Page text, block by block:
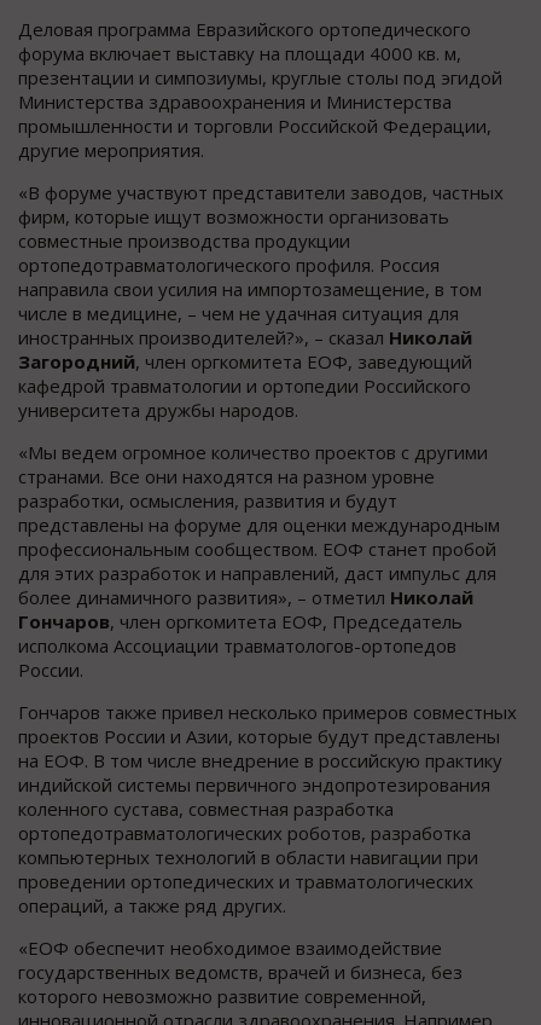
Деловая программа Евразийского ортопедического
форума включает выставку на площади 4000 кв. м,
презентации и симпозиумы, круглые столы под эгидой
Министерства здравоохранения и Министерства
промышленности и торговли Российской Федерации,
другие мероприятия.
«В форуме участвуют представители заводов, частных
фирм, которые ищут возможности организовать
совместные производства продукции
ортопедотравматологического профиля. Россия
направила свои усилия на импортозамещение, в том
числе в медицине, – чем не удачная ситуация для
иностранных производителей?», – сказал Николай
Загородний, член оргкомитета ЕОФ, заведующий
кафедрой травматологии и ортопедии Российского
университета дружбы народов.
«Мы ведем огромное количество проектов с другими
странами. Все они находятся на разном уровне
разработки, осмысления, развития и будут
представлены на форуме для оценки международным
профессиональным сообществом. ЕОФ станет пробой
для этих разработок и направлений, даст импульс для
более динамичного развития», – отметил Николай
Гончаров, член оргкомитета ЕОФ, Председатель
исполкома Ассоциации травматологов-ортопедов
России.
Гончаров также привел несколько примеров совместных
проектов России и Азии, которые будут представлены
на ЕОФ. В том числе внедрение в российскую практику
индийской системы первичного эндопротезирования
коленного сустава, совместная разработка
ортопедотравматологических роботов, разработка
компьютерных технологий в области навигации при
проведении ортопедических и травматологических
операций, а также ряд других.
«ЕОФ обеспечит необходимое взаимодействие
государственных ведомств, врачей и бизнеса, без
которого невозможно развитие современной,
инновационной отрасли здравоохранения. Например,